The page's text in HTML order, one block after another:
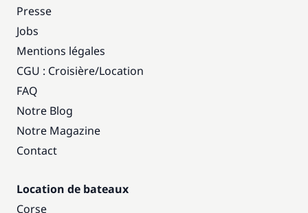
Presse
Jobs
Mentions légales
CGU : Croisière/Location
FAQ
Notre Blog
Notre Magazine
Contact
Location de bateaux
Corse